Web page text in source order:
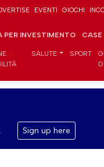
EVENTI GIOCHI
PER INVESTIMENTO CASE
SALUTE SPORT
Sign up here